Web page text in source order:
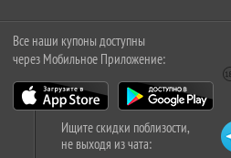
Все наши купоны доступны
через Мобильное Приложение:
Ищите скидки поблизости,
не выходя из чата: